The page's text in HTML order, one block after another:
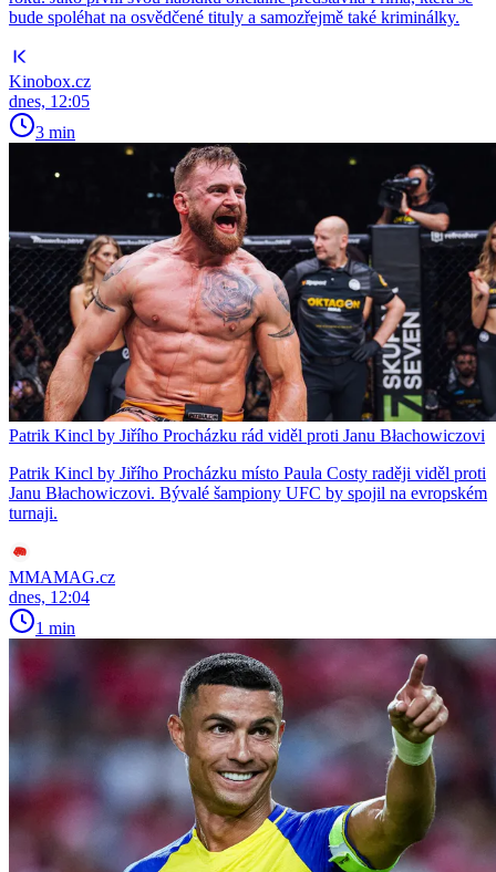
bude spoléhat na osvědčené tituly a samozřejmě také kriminálky.
Kinobox.cz
dnes, 12:05
3 min
Patrik Kincl by Jiřího Procházku rád viděl proti Janu Błachowiczovi
Patrik Kincl by Jiřího Procházku místo Paula Costy raději viděl proti
Janu Błachowiczovi. Bývalé šampiony UFC by spojil na evropském
turnaji.
MMAMAG.cz
dnes, 12:04
1 min